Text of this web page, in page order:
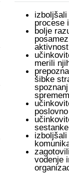
procese
bolje
merili
šibke
vodenje